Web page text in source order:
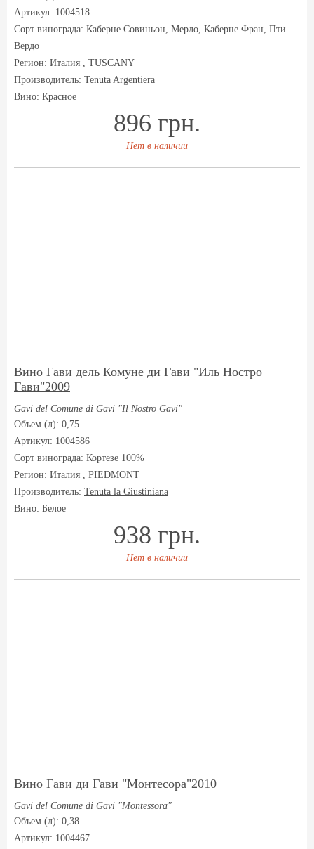
Артикул: 1004518
Сорт винограда: Каберне Совиньон, Мерло, Каберне Фран, Пти
Вердо
Регион: Италия , TUSCANY
Производитель: Tenuta Argentiera
Вино: Красное
896 грн.
Нет в наличии
Вино Гави дель Комуне ди Гави "Иль Ностро
Гави"2009
Gavi del Comune di Gavi "Il Nostro Gavi"
Объем (л): 0,75
Артикул: 1004586
Сорт винограда: Кортезе 100%
Регион: Италия , PIEDMONT
Производитель: Tenuta la Giustiniana
Вино: Белое
938 грн.
Нет в наличии
Вино Гави ди Гави "Монтесора"2010
Gavi del Comune di Gavi "Montessora"
Объем (л): 0,38
Артикул: 1004467